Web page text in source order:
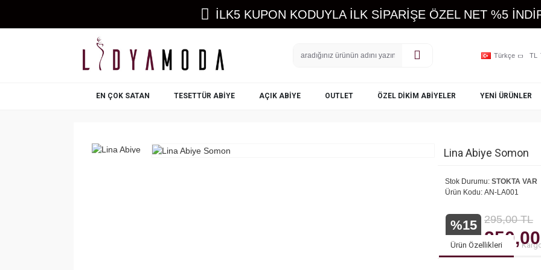
İLK5 KUPON KODUYLA İLK SİPARİŞE ÖZEL NET %5
Türkçe TL
EN ÇOK SATAN TESETTÜR ABIYE AÇIK ABIYE OUTLET ÖZEL DIKIM ABIYELER YENI ÜRÜNLER
Lina Abiye Somon
Stok Durumu: STOKTA VAR
Ürün Kodu: AN-LA001
%15
indirim
295,00 TL
Ürün Özellikleri